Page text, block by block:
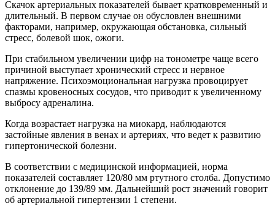
Скачок артериальных показателей бывает кратковременный и
длительный. В первом случае он обусловлен внешними
факторами, например, окружающая обстановка, сильный
стресс, болевой шок, ожоги.
При стабильном увеличении цифр на тонометре чаще всего
причиной выступает хронический стресс и нервное
напряжение. Психоэмоциональная нагрузка провоцирует
спазмы кровеносных сосудов, что приводит к увеличенному
выбросу адреналина.
Когда возрастает нагрузка на миокард, наблюдаются
застойные явления в венах и артериях, что ведет к развитию
гипертонической болезни.
В соответствии с медицинской информацией, норма
показателей составляет 120/80 мм ртутного столба. Допустимо
отклонение до 139/89 мм. Дальнейший рост значений говорит
об артериальной гипертензии 1 степени.